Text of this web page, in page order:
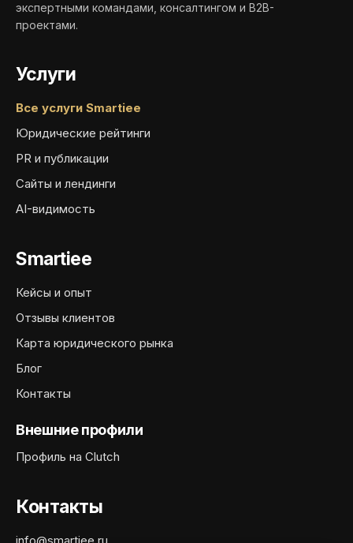
экспертными командами, консалтингом и B2B-
проектами.
Услуги
Все услуги Smartiee
Юридические рейтинги
PR и публикации
Сайты и лендинги
AI-видимость
Smartiee
Кейсы и опыт
Отзывы клиентов
Карта юридического рынка
Блог
Контакты
Внешние профили
Профиль на Clutch
Контакты